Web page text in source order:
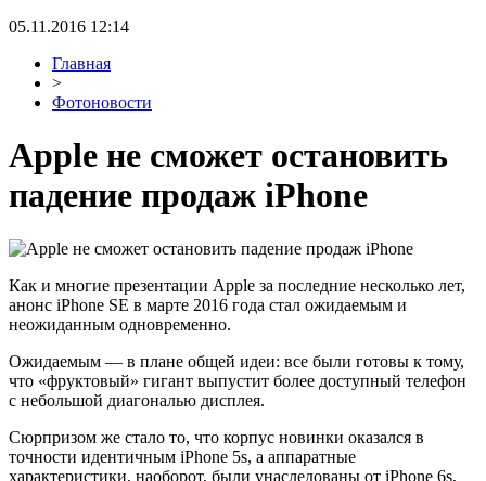
05.11.2016 12:14
Главная
>
Фотоновости
Apple не сможет остановить
падение продаж iPhone
Как и многие презентации Apple за последние несколько лет,
анонс iPhone SE в марте 2016 года стал ожидаемым и
неожиданным одновременно.
Ожидаемым — в плане общей идеи: все были готовы к тому,
что «фруктовый» гигант выпустит более доступный телефон
с небольшой диагональю дисплея.
Сюрпризом же стало то, что корпус новинки оказался в
точности идентичным iPhone 5s, а аппаратные
характеристики, наоборот, были унаследованы от iPhone 6s,